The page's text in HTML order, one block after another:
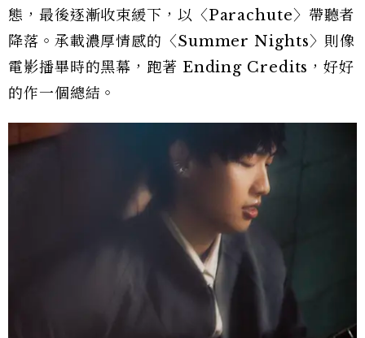
態，最後逐漸收束緩下，以〈Parachute〉帶聽者
降落。承載濃厚情感的〈Summer Nights〉則像
電影播畢時的黑幕，跑著 Ending Credits，好好
的作一個總結。